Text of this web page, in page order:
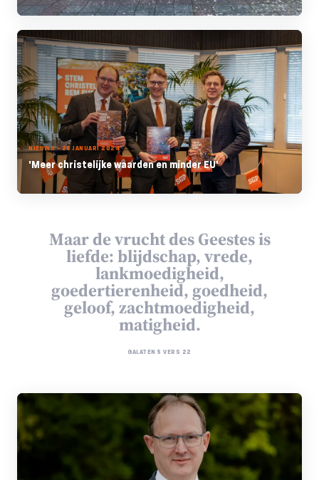
NIEUWS - 26 JANUARI 2024
'Meer christelijke waarden en minder EU'
Maar de vrucht des Geestes is
liefde: blijdschap, vrede,
lankmoedigheid,
goedertierenheid, goedheid,
geloof, zachtmoedigheid,
matigheid.
GALATEN 5 VERS 22